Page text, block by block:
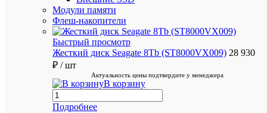
Модули памяти
Флеш-накопители
Быстрый просмотр
Жесткий диск Seagate 8Tb (ST8000VX009) 28 930
₽ / шт
Актуальность цены подтвердите у менеджера
В корзину
Подробнее